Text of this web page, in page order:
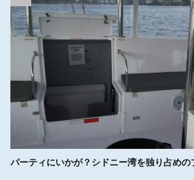
パーティにいかが？シドニー湾を独り占め